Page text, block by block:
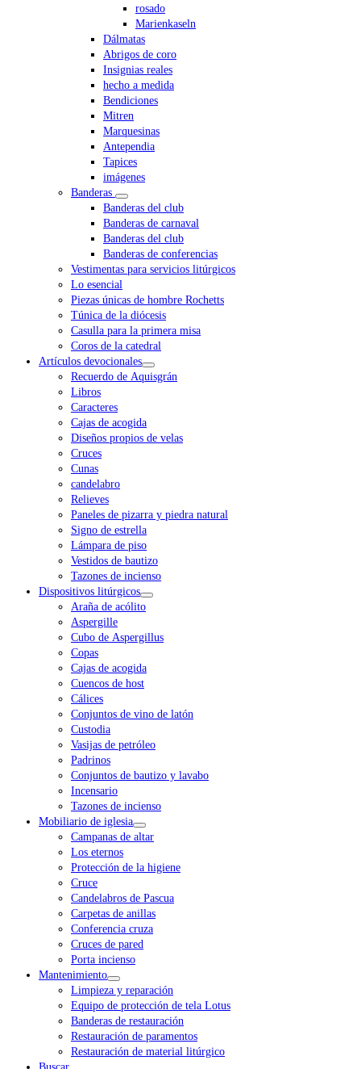
rosado
Marienkaseln
Dálmatas
Abrigos de coro
Insignias reales
hecho a medida
Bendiciones
Mitren
Marquesinas
Antependia
Tapices
imágenes
Banderas
Banderas del club
Banderas de carnaval
Banderas del club
Banderas de conferencias
Vestimentas para servicios litúrgicos
Lo esencial
Piezas únicas de hombre Rochetts
Túnica de la diócesis
Casulla para la primera misa
Coros de la catedral
Artículos devocionales
Recuerdo de Aquisgrán
Libros
Caracteres
Cajas de acogida
Diseños propios de velas
Cruces
Cunas
candelabro
Relieves
Paneles de pizarra y piedra natural
Signo de estrella
Lámpara de piso
Vestidos de bautizo
Tazones de incienso
Dispositivos litúrgicos
Araña de acólito
Aspergille
Cubo de Aspergillus
Copas
Cajas de acogida
Cuencos de host
Cálices
Conjuntos de vino de latón
Custodia
Vasijas de petróleo
Padrinos
Conjuntos de bautizo y lavabo
Incensario
Tazones de incienso
Mobiliario de iglesia
Campanas de altar
Los eternos
Protección de la higiene
Cruce
Candelabros de Pascua
Carpetas de anillas
Conferencia cruza
Cruces de pared
Porta incienso
Mantenimiento
Limpieza y reparación
Equipo de protección de tela Lotus
Banderas de restauración
Restauración de paramentos
Restauración de material litúrgico